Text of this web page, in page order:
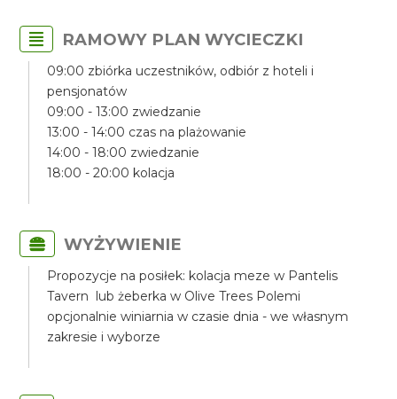
RAMOWY PLAN WYCIECZKI
09:00 zbiórka uczestników, odbiór z hoteli i
pensjonatów
09:00 - 13:00 zwiedzanie
13:00 - 14:00 czas na plażowanie
14:00 - 18:00 zwiedzanie
18:00 - 20:00 kolacja
WYŻYWIENIE
Propozycje na posiłek: kolacja meze w Pantelis
Tavern lub żeberka w Olive Trees Polemi
opcjonalnie winiarnia w czasie dnia - we własnym
zakresie i wyborze